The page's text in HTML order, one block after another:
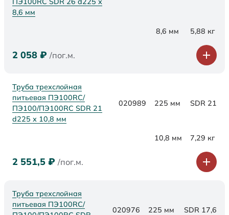
8,6 мм
8,6 мм 5,88 кг
2 058 ₽ /пог.м.
Труба трехслойная
питьевая ПЭ100RC/
ПЭ100/ПЭ100RC SDR 21
d225 х 10,8 мм
020989 225 мм SDR 21
10,8 мм 7,29 кг
2 551,5 ₽ /пог.м.
Труба трехслойная
питьевая ПЭ100RC/
020976 225 мм SDR 17,6